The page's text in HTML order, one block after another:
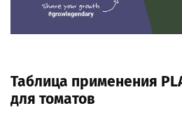
Таблица применения
для томатов